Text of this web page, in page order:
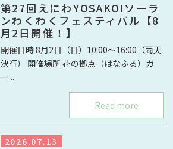
第27回えにわYOSAKOIソーラ
ンわくわくフェスティバル【8
月2日開催！】
開催日時 8月2日（日）10:00～16:00（雨天
決行） 開催場所 花の拠点（はなふる）ガ
ー...
Read more
2026.07.13